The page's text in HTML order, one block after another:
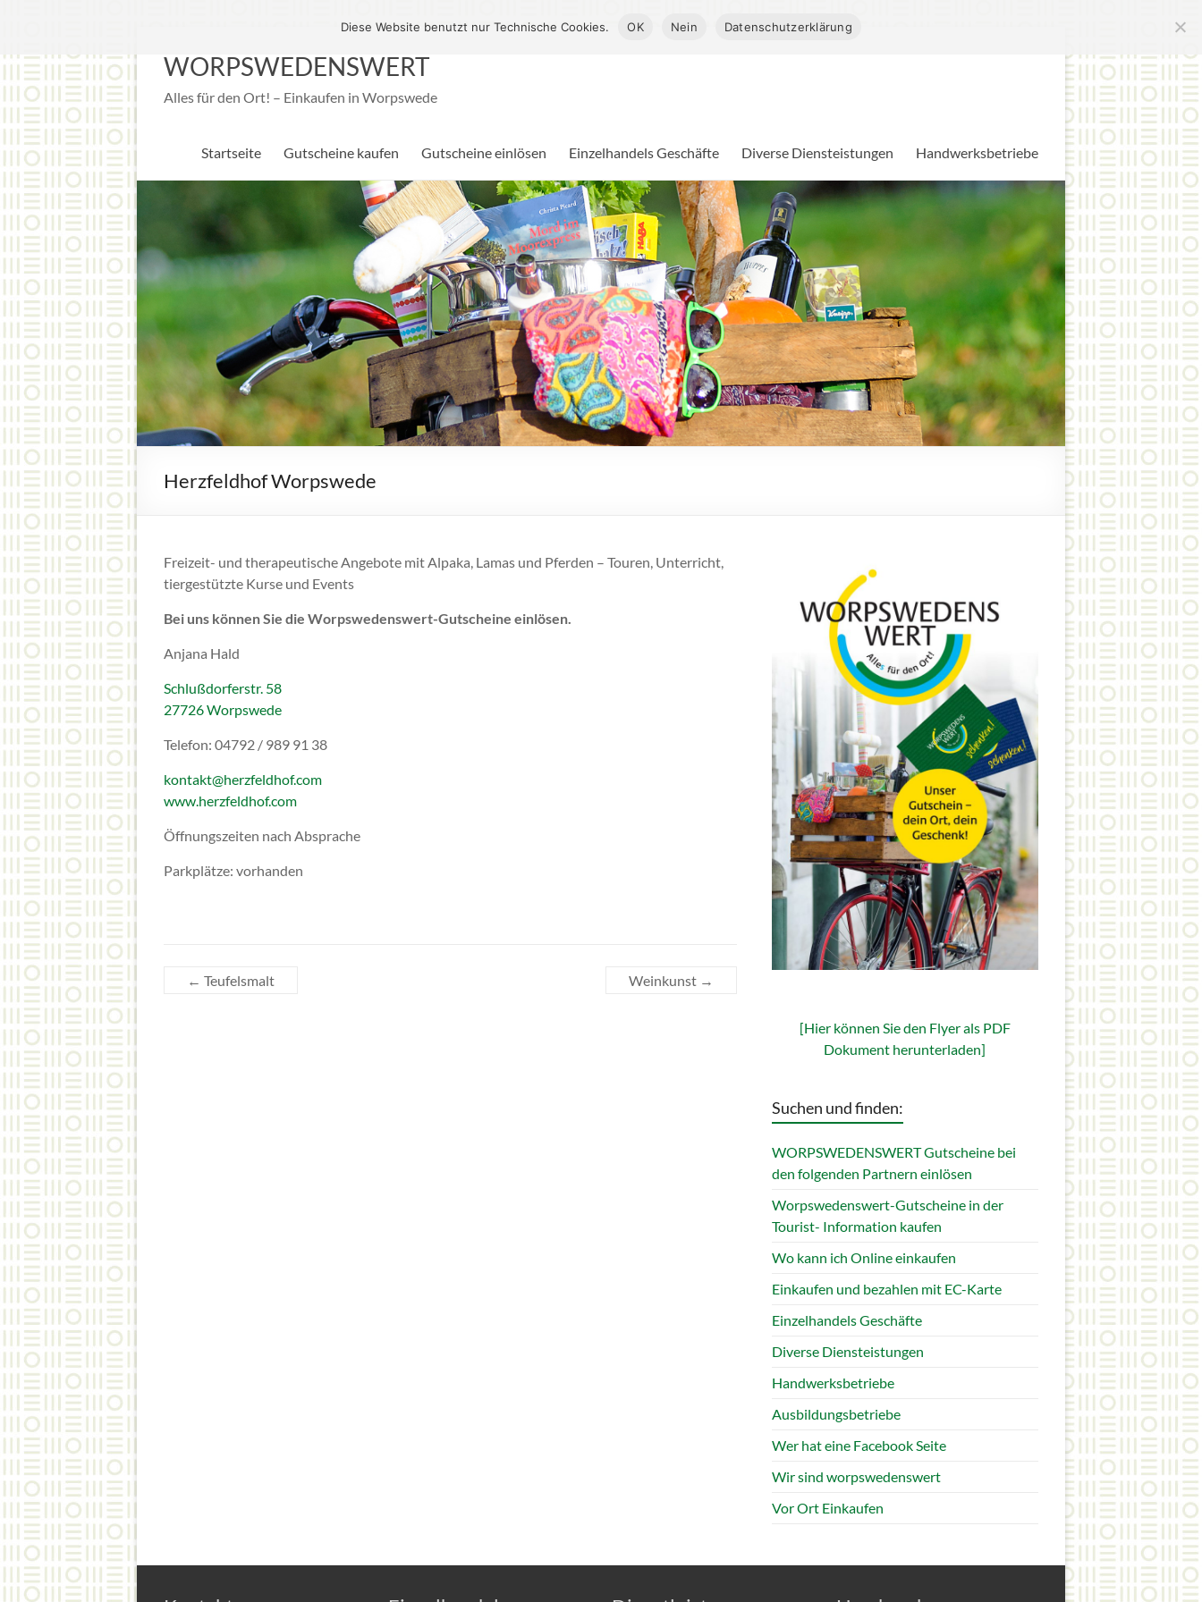
WORPSWEDENSWERT
Alles für den Ort! – Einkaufen in Worpswede
Startseite Gutscheine kaufen Gutscheine einlösen Einzelhandels Geschäfte Diverse Diensteistungen Handwerksbetriebe
Herzfeldhof Worpswede
Freizeit- und therapeutische Angebote mit Alpaka, Lamas und Pferden – Touren, Unterricht,
tiergestützte Kurse und Events
Bei uns können Sie die Worpswedenswert-Gutscheine einlösen.
Anjana Hald
Schlußdorferstr. 58
27726 Worpswede
Telefon: 04792 / 989 91 38
kontakt@herzfeldhof.com
www.herzfeldhof.com
Öffnungszeiten nach Absprache
Parkplätze: vorhanden
← Teufelsmalt Weinkunst →
[Hier können Sie den Flyer als PDF
Dokument herunterladen]
Suchen und finden:
WORPSWEDENSWERT Gutscheine bei
den folgenden Partnern einlösen
Worpswedenswert-Gutscheine in der
Tourist- Information kaufen
Wo kann ich Online einkaufen
Einkaufen und bezahlen mit EC-Karte
Einzelhandels Geschäfte
Diverse Diensteistungen
Handwerksbetriebe
Ausbildungsbetriebe
Wer hat eine Facebook Seite
Wir sind worpswedenswert
Vor Ort Einkaufen
Diese Website benutzt nur Technische Cookies. OK Nein Datenschutzerklärung